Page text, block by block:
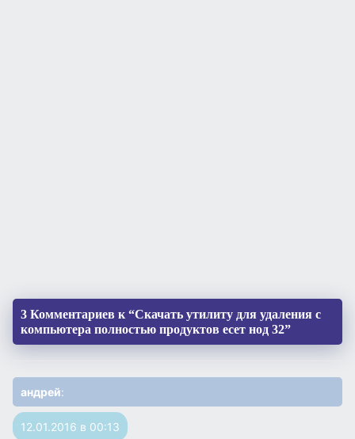
3 Комментариев к “Скачать утилиту для удаления с
компьютера полностью продуктов есет нод 32”
андрей:
12.01.2016 в 00:13